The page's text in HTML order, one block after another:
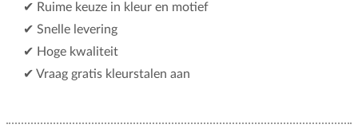
✔ Ruime keuze in kleur en motief
✔ Snelle levering
✔ Hoge kwaliteit
✔ Vraag gratis kleurstalen aan